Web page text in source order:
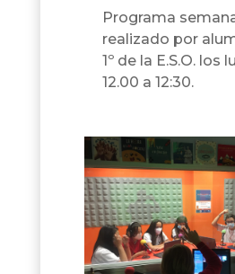
Programa
realizado por
1º de la E.S.O. los
12.00 a 12:30.